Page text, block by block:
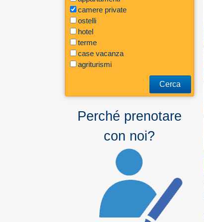
camere private
ostelli
hotel
terme
case vacanza
agriturismi
Cerca
Perché prenotare
con noi?